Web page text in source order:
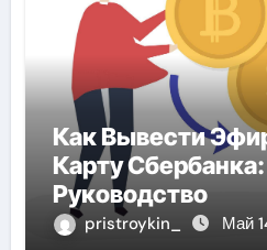
Как Вывести
Карту
Руководство
pristroykin_ Май